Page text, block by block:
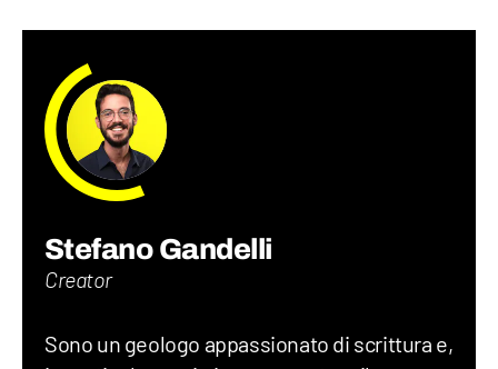
Stefano Gandelli
Creator
Sono un geologo appassionato di scrittura e,